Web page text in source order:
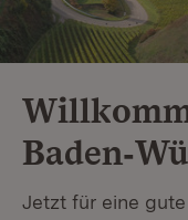
Jetzt für eine